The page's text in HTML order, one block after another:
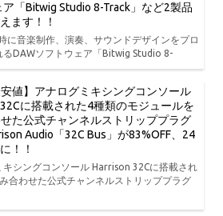
「Bitwig Studio 8-Track」など2製品
ます！！
音楽制作、演奏、サウンドデザインをプロ
るDAWソフトウェア「Bitwig Studio 8-
安値】アナログミキシングコンソール
に搭載された4種類のモジュールを
た公式チャンネルストリッププラグ
Audio「32C Bus」が83%OFF、24
！！
キシングコンソール Harrison 32Cに搭載され
合わせた公式チャンネルストリッププラグ